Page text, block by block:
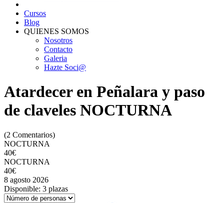
Cursos
Blog
QUIENES SOMOS
Nosotros
Contacto
Galeria
Hazte Soci@
Atardecer en Peñalara y paso
de claveles NOCTURNA
(2 Comentarios)
NOCTURNA
40€
NOCTURNA
40€
8 agosto 2026
Disponible: 3 plazas